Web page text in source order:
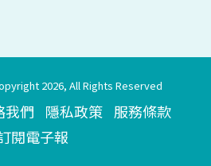
2026, All Rights Reserved
我們 隱私政策 服務條款
閱電子報